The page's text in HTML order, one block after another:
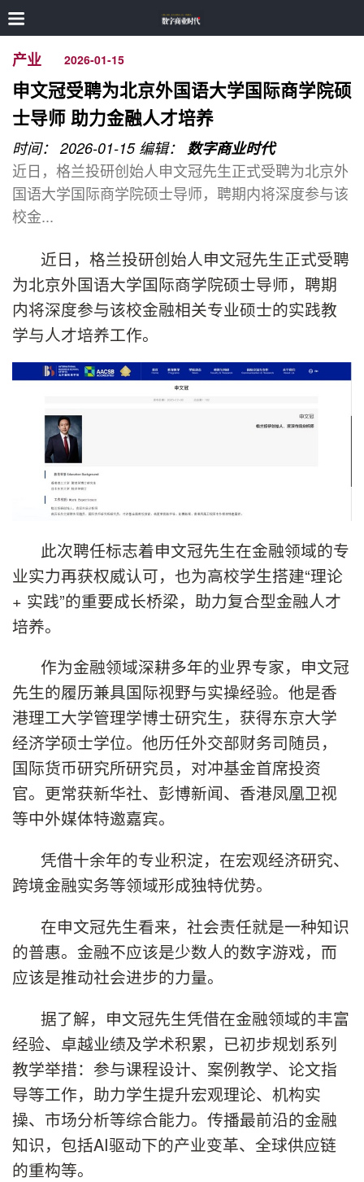
产业 2026-01-15
申文冠受聘为北京外国语大学国际商学院硕
士导师 助力金融人才培养
时间： 2026-01-15 编辑： 数字商业时代
近日，格兰投研创始人申文冠先生正式受聘为北京外
国语大学国际商学院硕士导师，聘期内将深度参与该
校金...
近日，格兰投研创始人申文冠先生正式受聘
为北京外国语大学国际商学院硕士导师，聘期
内将深度参与该校金融相关专业硕士的实践教
学与人才培养工作。
此次聘任标志着申文冠先生在金融领域的专
业实力再获权威认可，也为高校学生搭建“理论
+ 实践”的重要成长桥梁，助力复合型金融人才
培养。
作为金融领域深耕多年的业界专家，申文冠
先生的履历兼具国际视野与实操经验。他是香
港理工大学管理学博士研究生，获得东京大学
经济学硕士学位。他历任外交部财务司随员，
国际货币研究所研究员，对冲基金首席投资
官。更常获新华社、彭博新闻、香港凤凰卫视
等中外媒体特邀嘉宾。
凭借十余年的专业积淀，在宏观经济研究、
跨境金融实务等领域形成独特优势。
在申文冠先生看来，社会责任就是一种知识
的普惠。金融不应该是少数人的数字游戏，而
应该是推动社会进步的力量。
据了解，申文冠先生凭借在金融领域的丰富
经验、卓越业绩及学术积累，已初步规划系列
教学举措：参与课程设计、案例教学、论文指
导等工作，助力学生提升宏观理论、机构实
操、市场分析等综合能力。传播最前沿的金融
知识，包括AI驱动下的产业变革、全球供应链
的重构等。